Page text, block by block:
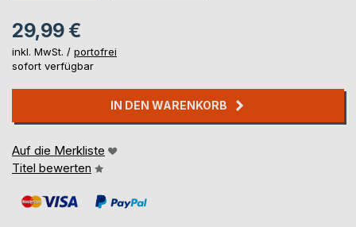
29,99 €
inkl. MwSt. / portofrei
sofort verfügbar
IN DEN WARENKORB
Auf die Merkliste
Titel bewerten